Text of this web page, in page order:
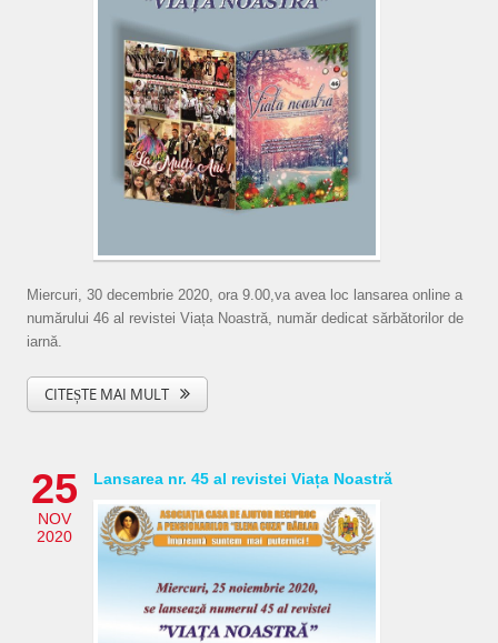
Miercuri, 30 decembrie 2020, ora 9.00,va avea loc lansarea online a
numărului 46 al revistei Viața Noastră, număr dedicat sărbătorilor de
iarnă.
CITEȘTE MAI MULT
25
NOV
2020
Lansarea nr. 45 al revistei Viața Noastră